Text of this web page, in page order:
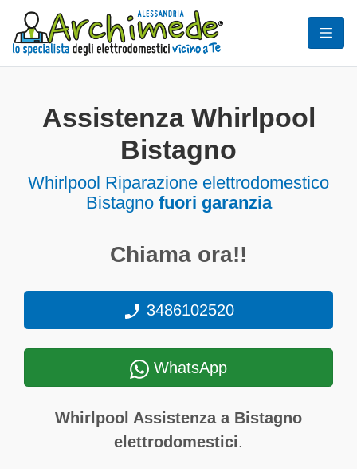
Assistenza Whirlpool
Bistagno
Whirlpool Riparazione elettrodomestico
Bistagno fuori garanzia
Chiama ora!!
3486102520
WhatsApp
Whirlpool Assistenza a Bistagno
elettrodomestici.